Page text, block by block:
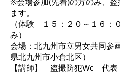
※会場参加(先着)の方のみ、
ます。
（体験 １５：２０～１６：
み）
会場：北九州市立男女共同参
県北九州市小倉北区）
【講師】 盗撮防犯Wc 代